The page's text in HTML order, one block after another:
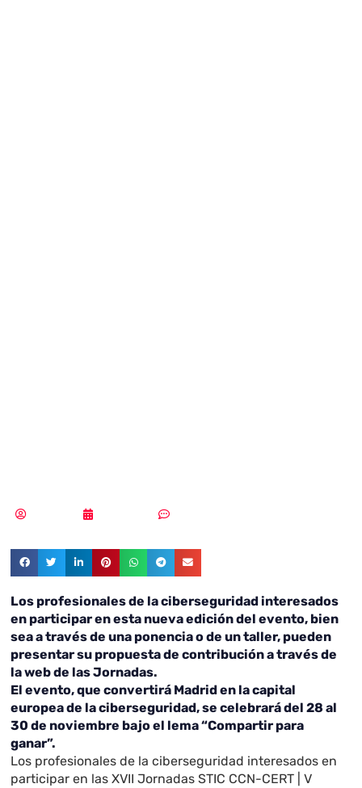
Los profesionales de la ciberseguridad interesados
en participar en esta nueva edición del evento, bien
sea a través de una ponencia o de un taller, pueden
presentar su propuesta de contribución a través de
la web de las Jornadas.
El evento, que convertirá Madrid en la capital
europea de la ciberseguridad, se celebrará del 28 al
30 de noviembre bajo el lema “Compartir para
ganar”.
Los profesionales de la ciberseguridad interesados en
participar en las XVII Jornadas STIC CCN-CERT | V